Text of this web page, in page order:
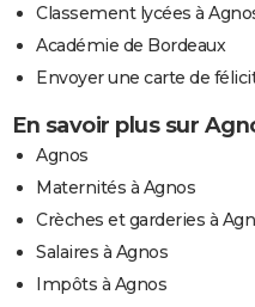
Classement lycées à
Académie de Bordeaux
Envoyer une carte de
En savoir plus sur
Agnos
Maternités à Agnos
Crèches et garderies à
Salaires à Agnos
Impôts à Agnos